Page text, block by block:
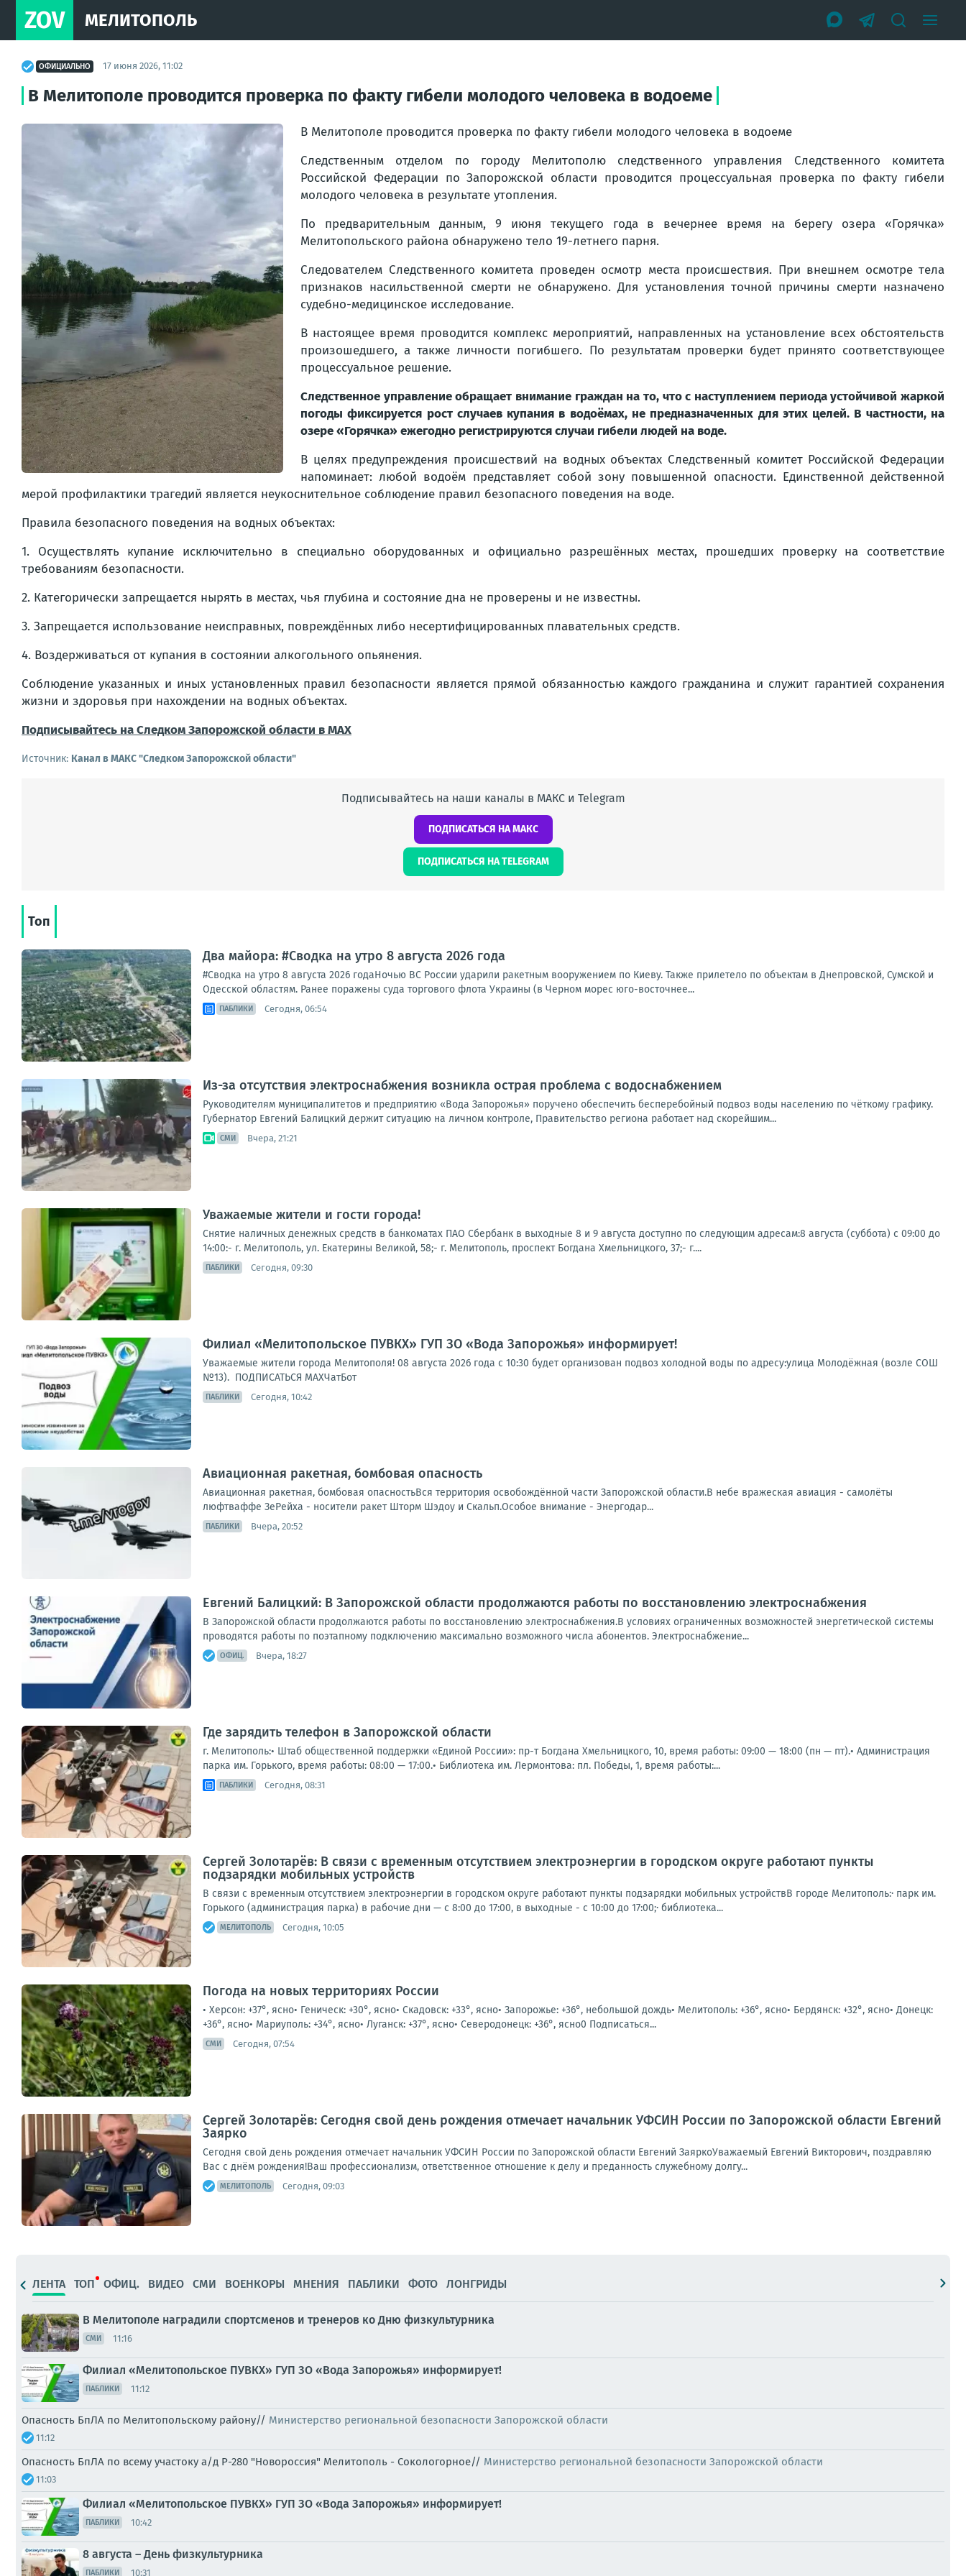
ZOV МЕЛИТОПОЛЬ
ОФИЦИАЛЬНО 17 июня 2026, 11:02
В Мелитополе проводится проверка по факту гибели молодого человека в водоеме
В Мелитополе проводится проверка по факту гибели молодого человека в водоеме
Следственным отделом по городу Мелитополю следственного управления Следственного комитета
Российской Федерации по Запорожской области проводится процессуальная проверка по факту гибели
молодого человека в результате утопления.
По предварительным данным, 9 июня текущего года в вечернее время на берегу озера «Горячка»
Мелитопольского района обнаружено тело 19-летнего парня.
Следователем Следственного комитета проведен осмотр места происшествия. При внешнем осмотре тела
признаков насильственной смерти не обнаружено. Для установления точной причины смерти назначено
судебно-медицинское исследование.
В настоящее время проводится комплекс мероприятий, направленных на установление всех обстоятельств
произошедшего, а также личности погибшего. По результатам проверки будет принято соответствующее
процессуальное решение.
Следственное управление обращает внимание граждан на то, что с наступлением периода устойчивой жаркой
погоды фиксируется рост случаев купания в водоёмах, не предназначенных для этих целей. В частности, на
озере «Горячка» ежегодно регистрируются случаи гибели людей на воде.
В целях предупреждения происшествий на водных объектах Следственный комитет Российской Федерации
напоминает: любой водоём представляет собой зону повышенной опасности. Единственной действенной
мерой профилактики трагедий является неукоснительное соблюдение правил безопасного поведения на воде.
Правила безопасного поведения на водных объектах:
1. Осуществлять купание исключительно в специально оборудованных и официально разрешённых местах, прошедших проверку на соответствие
требованиям безопасности.
2. Категорически запрещается нырять в местах, чья глубина и состояние дна не проверены и не известны.
3. Запрещается использование неисправных, повреждённых либо несертифицированных плавательных средств.
4. Воздерживаться от купания в состоянии алкогольного опьянения.
Соблюдение указанных и иных установленных правил безопасности является прямой обязанностью каждого гражданина и служит гарантией сохранения
жизни и здоровья при нахождении на водных объектах.
Подписывайтесь на Следком Запорожской области в МАХ
Источник: Канал в МАКС "Следком Запорожской области"
Подписывайтесь на наши каналы в МАКС и Telegram
ПОДПИСАТЬСЯ НА МАКС
ПОДПИСАТЬСЯ НА TELEGRAM
Топ
Два майора: #Сводка на утро 8 августа 2026 года
#Сводка на утро 8 августа 2026 годаНочью ВС России ударили ракетным вооружением по Киеву. Также прилетело по объектам в Днепровской, Сумской и
Одесской областям. Ранее поражены суда торгового флота Украины (в Черном морес юго-восточнее...
ПАБЛИКИ Сегодня, 06:54
Из-за отсутствия электроснабжения возникла острая проблема с водоснабжением
Руководителям муниципалитетов и предприятию «Вода Запорожья» поручено обеспечить бесперебойный подвоз воды населению по чёткому графику.
Губернатор Евгений Балицкий держит ситуацию на личном контроле, Правительство региона работает над скорейшим...
СМИ Вчера, 21:21
Уважаемые жители и гости города!
Снятие наличных денежных средств в банкоматах ПАО Сбербанк в выходные 8 и 9 августа доступно по следующим адресам:8 августа (суббота) с 09:00 до
14:00:- г. Мелитополь, ул. Екатерины Великой, 58;- г. Мелитополь, проспект Богдана Хмельницкого, 37;- г....
ПАБЛИКИ Сегодня, 09:30
Филиал «Мелитопольское ПУВКХ» ГУП ЗО «Вода Запорожья» информирует!
Уважаемые жители города Мелитополя! 08 августа 2026 года с 10:30 будет организован подвоз холодной воды по адресу:улица Молодёжная (возле СОШ
№13). ПОДПИСАТЬСЯ МАХЧатБот
ПАБЛИКИ Сегодня, 10:42
Авиационная ракетная, бомбовая опасность
Авиационная ракетная, бомбовая опасностьВся территория освобождённой части Запорожской области.В небе вражеская авиация - самолёты
люфтваффе ЗеРейха - носители ракет Шторм Шэдоу и Скальп.Особое внимание - Энергодар...
ПАБЛИКИ Вчера, 20:52
Евгений Балицкий: В Запорожской области продолжаются работы по восстановлению электроснабжения
В Запорожской области продолжаются работы по восстановлению электроснабжения.В условиях ограниченных возможностей энергетической системы
проводятся работы по поэтапному подключению максимально возможного числа абонентов. Электроснабжение...
ОФИЦ. Вчера, 18:27
Где зарядить телефон в Запорожской области
г. Мелитополь:• Штаб общественной поддержки «Единой России»: пр-т Богдана Хмельницкого, 10, время работы: 09:00 — 18:00 (пн — пт).• Администрация
парка им. Горького, время работы: 08:00 — 17:00.• Библиотека им. Лермонтова: пл. Победы, 1, время работы:...
ПАБЛИКИ Сегодня, 08:31
Сергей Золотарёв: В связи с временным отсутствием электроэнергии в городском округе работают пункты
подзарядки мобильных устройств
В связи с временным отсутствием электроэнергии в городском округе работают пункты подзарядки мобильных устройствВ городе Мелитополь:· парк им.
Горького (администрация парка) в рабочие дни — с 8:00 до 17:00, в выходные - с 10:00 до 17:00;· библиотека...
МЕЛИТОПОЛЬ Сегодня, 10:05
Погода на новых территориях России
• Херсон: +37°, ясно• Геническ: +30°, ясно• Скадовск: +33°, ясно• Запорожье: +36°, небольшой дождь• Мелитополь: +36°, ясно• Бердянск: +32°, ясно• Донецк:
+36°, ясно• Мариуполь: +34°, ясно• Луганск: +37°, ясно• Северодонецк: +36°, ясно0 Подписаться...
СМИ Сегодня, 07:54
Сергей Золотарёв: Сегодня свой день рождения отмечает начальник УФСИН России по Запорожской области Евгений
Заярко
Сегодня свой день рождения отмечает начальник УФСИН России по Запорожской области Евгений ЗаяркоУважаемый Евгений Викторович, поздравляю
Вас с днём рождения!Ваш профессионализм, ответственное отношение к делу и преданность служебному долгу...
МЕЛИТОПОЛЬ Сегодня, 09:03
ЛЕНТА ТОП ОФИЦ. ВИДЕО СМИ ВОЕНКОРЫ МНЕНИЯ ПАБЛИКИ ФОТО ЛОНГРИДЫ
В Мелитополе наградили спортсменов и тренеров ко Дню физкультурника
СМИ 11:16
Филиал «Мелитопольское ПУВКХ» ГУП ЗО «Вода Запорожья» информирует!
ПАБЛИКИ 11:12
Опасность БпЛА по Мелитопольскому району// Министерство региональной безопасности Запорожской области
11:12
Опасность БпЛА по всему участоку а/д Р-280 "Новороссия" Мелитополь - Сокологорное// Министерство региональной безопасности Запорожской области
11:03
Филиал «Мелитопольское ПУВКХ» ГУП ЗО «Вода Запорожья» информирует!
ПАБЛИКИ 10:42
8 августа – День физкультурника
ПАБЛИКИ 10:31